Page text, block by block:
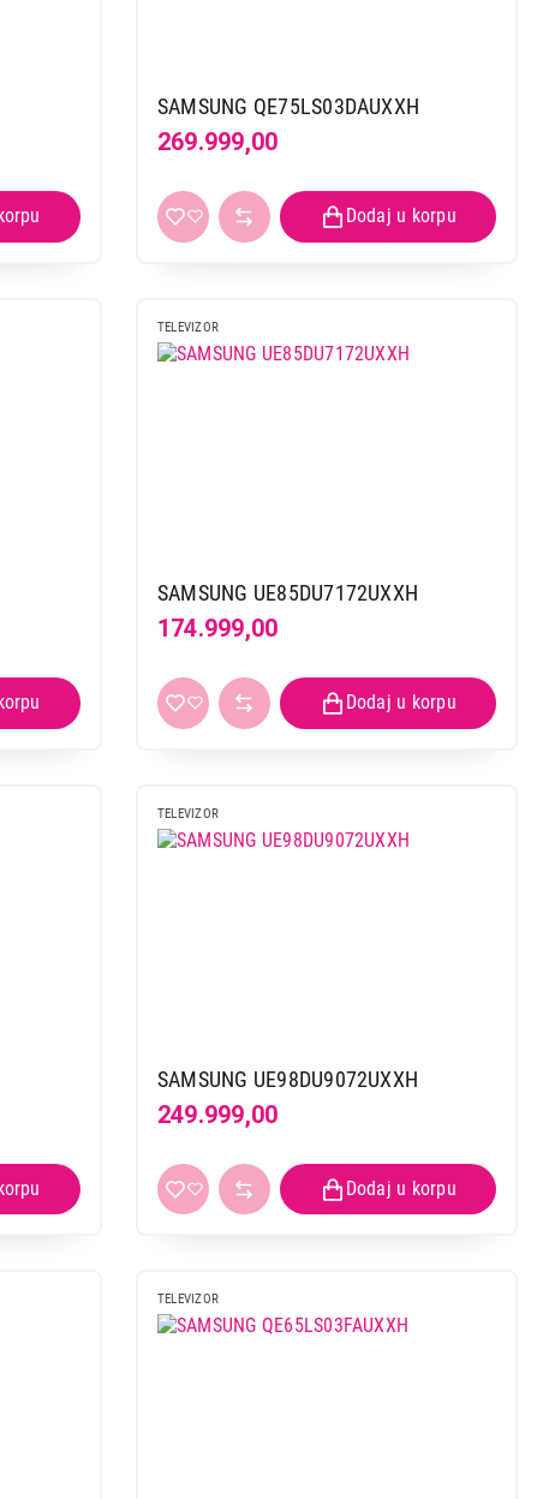
SAMSUNG QE75LS03DAUXXH
269.999,00
TELEVIZOR
SAMSUNG UE85DU7172UXXH
174.999,00
TELEVIZOR
SAMSUNG UE98DU9072UXXH
249.999,00
TELEVIZOR